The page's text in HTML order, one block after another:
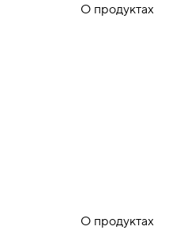
О продуктах
О продуктах